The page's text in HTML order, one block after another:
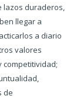
lazos duraderos,
llegar a
a diario
valores
competitividad;
de